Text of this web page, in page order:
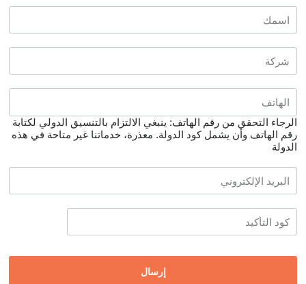
الرجاء التحقق من رقم الهاتف: ينبغي الالتزام بالتنسيق الدولي لكتابة
رقم الهاتف وأن يشمل كود الدولة. معذرة، خدماتنا غير متاحة في هذه
الدولة